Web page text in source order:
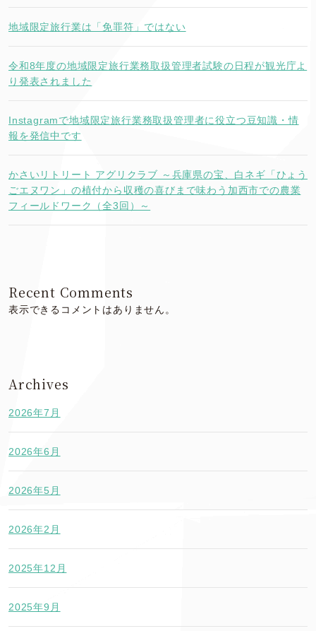
地域限定旅行業は「免罪符」ではない
令和8年度の地域限定旅行業務取扱管理者試験の日程が観光庁よ
り発表されました
Instagramで地域限定旅行業務取扱管理者に役立つ豆知識・情
報を発信中です
かさいリトリート アグリクラブ ～兵庫県の宝、白ネギ「ひょう
ごエヌワン」の植付から収穫の喜びまで味わう加西市での農業
フィールドワーク（全3回）～
Recent Comments
表示できるコメントはありません。
Archives
2026年7月
2026年6月
2026年5月
2026年2月
2025年12月
2025年9月